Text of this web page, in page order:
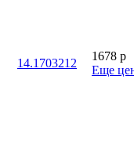
14.1703212
1678 p
Еще